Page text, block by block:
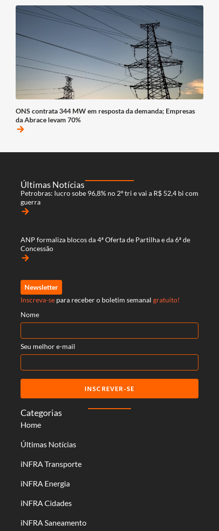
ONS contrata 344 MW em resposta da demanda; Empresas
da Abrace levam 70%
arrow_forward
Categorias
Home
Últimas Notícias
iNFRA Transporte
iNFRA Energia
iNFRA Cidades
iNFRA Saneamento
Últimas Notícias
Petrobras: lucro sobe 96,8% no 2º tri e vai a R$ 52,4 bi com
guerra
arrow_forward
ANP formaliza blocos da 4ª Oferta de Partilha e da 6ª de
Concessão
arrow_forward
Newsletter
Inscreva-se para receber o boletim semanal gratuito!
Nome
Seu melhor e-mail
INSCREVER-SE